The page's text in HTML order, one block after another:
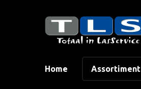
Home Assortiment